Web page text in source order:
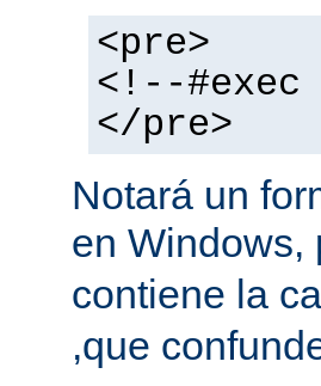
<pre>
<!--
</pre>
Notará un
en
contiene la
,que